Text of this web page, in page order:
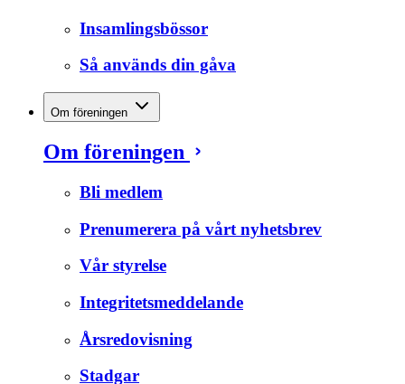
Insamlingsbössor
Så används din gåva
Om föreningen
Om föreningen
Bli medlem
Prenumerera på vårt nyhetsbrev
Vår styrelse
Integritetsmeddelande
Årsredovisning
Stadgar